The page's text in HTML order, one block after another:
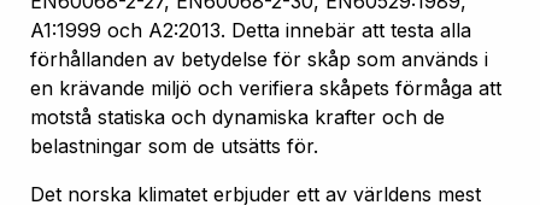
A1:1999 och A2:2013. Detta innebär att testa alla
förhållanden av betydelse för skåp som används i
en krävande miljö och verifiera skåpets förmåga att
motstå statiska och dynamiska krafter och de
belastningar som de utsätts för.
Det norska klimatet erbjuder ett av världens mest